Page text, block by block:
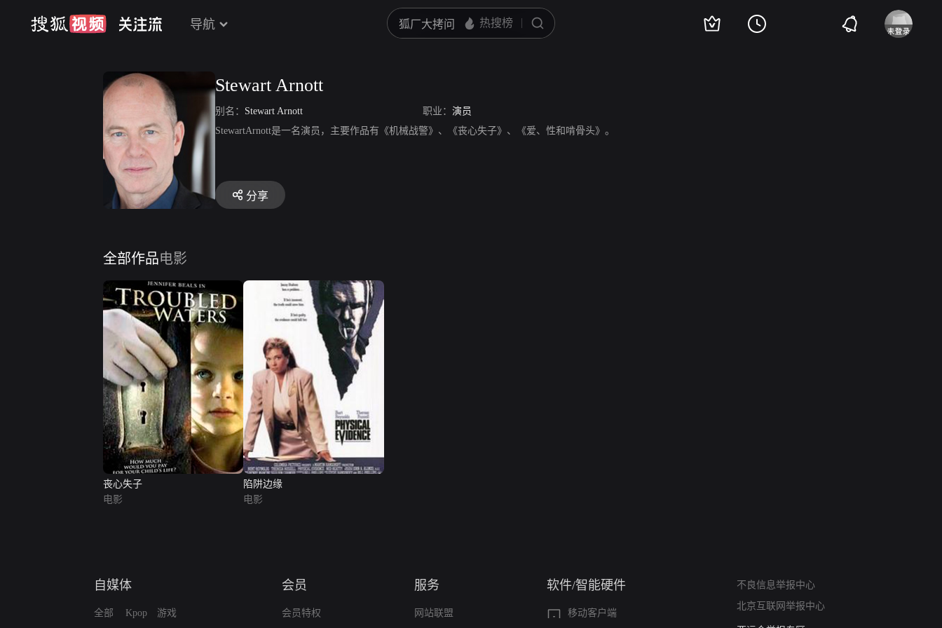
导航
Stewart Arnott
别名： Stewart Arnott 职业： 演员
StewartArnott是一名演员，主要作品有《机械战警》、《丧心失子》、《爱、性和啃骨头》。
分享
全部作品电影
丧心失子
电影
陷阱边缘
电影
自媒体
全部 Kpop 游戏
会员
会员特权
服务
网站联盟
软件/智能硬件
移动客户端
不良信息举报中心
北京互联网举报中心
算法推荐专项举报